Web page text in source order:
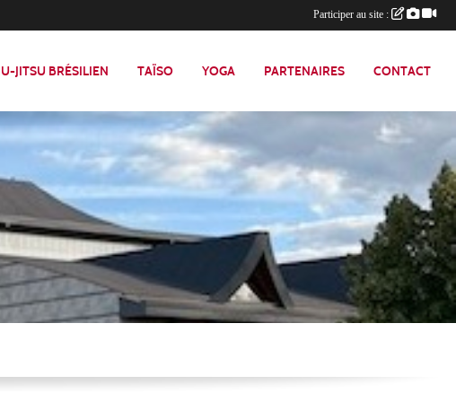
JITSU BRÉSILIEN TAÏSO YOGA PARTENAIRES CONTACT
Participer au site :